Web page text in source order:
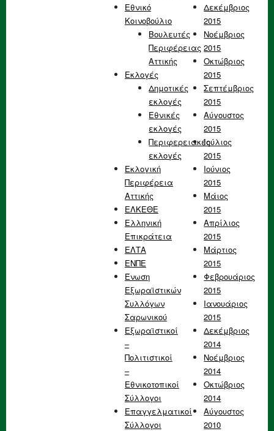
Εθνικό
Κοινοβούλιο
Βουλευτές
Περιφέρειας
Αττικής
Εκλογές
Δημοτικές
εκλογές
Εθνικές
εκλογές
Περιφερειακές
εκλογές
Εκλογική
Περιφέρεια
Αττικής
ΕΛΚΕΘΕ
Ελληνική
Επικράτεια
ΕΛΤΑ
ΕΝΠΕ
Ένωση
Εξωραϊστικών
Συλλόγων
Σαρωνικού
Εξωραϊστικοί
–
Πολιτιστικοί
–
Εθνικοτοπικοί
Σύλλογοι
Επαγγελματικοί
Σύλλογοι
Δεκέμβριος
2015
Νοέμβριος
2015
Οκτώβριος
2015
Σεπτέμβριος
2015
Αύγουστος
2015
Ιούλιος
2015
Ιούνιος
2015
Μάιος
2015
Απρίλιος
2015
Μάρτιος
2015
Φεβρουάριος
2015
Ιανουάριος
2015
Δεκέμβριος
2014
Νοέμβριος
2014
Οκτώβριος
2014
Αύγουστος
2010